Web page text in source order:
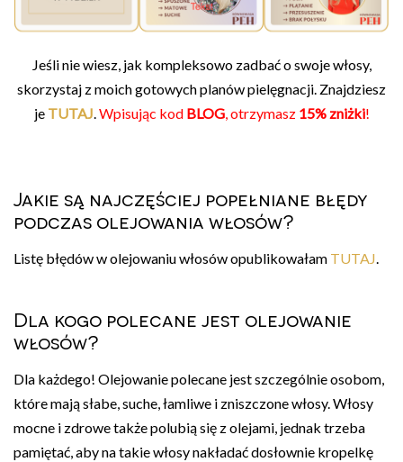
Jeśli nie wiesz, jak kompleksowo zadbać o swoje włosy,
skorzystaj z moich gotowych planów pielęgnacji. Znajdziesz
je TUTAJ Wpisując kod BLOG, otrzymasz15% zniżki!
Jakie są najczęściej popełniane błędy
podczas olejowania włosów?
Listę błędów w olejowaniu włosów opublikowałam TUTAJ
Dla kogo polecane jest olejowanie
włosów?
Dla każdego! Olejowanie polecane jest szczególnie osobom,
które mają słabe, suche, łamliwe i zniszczone włosy. Włosy
mocne i zdrowe także polubią się z olejami, jednak trzeba
pamiętać, aby na takie włosy nakładać dosłownie kropelkę